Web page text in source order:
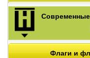
Флаги и